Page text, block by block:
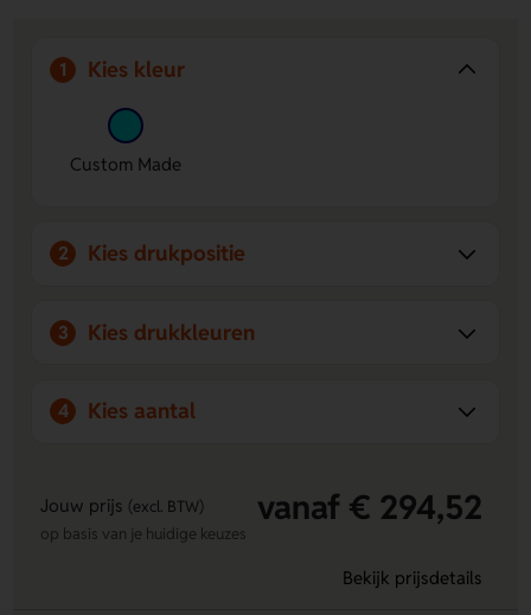
1 Kies kleur
Custom Made
2 Kies drukpositie
3 Kies drukkleuren
4 Kies aantal
Jouw prijs (excl. BTW) vanaf € 294,52
op basis van je huidige keuzes
Bekijk prijsdetails